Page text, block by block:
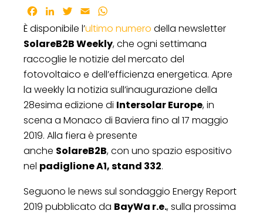
Facebook
LinkedInTwitter
Email
È disponibile l’ultimo numero della newsletter
SolareB2B Weekly, che ogni settimana
raccoglie le notizie del mercato del
fotovoltaico e dell’efficienza energetica. Apre
la weekly la notizia sull’inaugurazione della
28esima edizione di Intersolar Europe, in
scena a Monaco di Baviera fino al 17 maggio
2019. Alla fiera è presente
anche SolareB2B, con uno spazio espositivo
nel padiglione A1, stand 332.
Seguono le news sul sondaggio Energy Report
2019 pubblicato da BayWa r.e., sulla prossima